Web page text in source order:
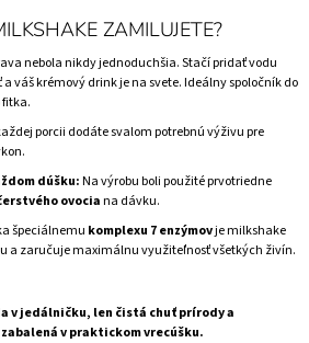
ZAMILUJETE?
nebola nikdy jednoduchšia. Stačí pridať vodu
váš krémový drink je na svete. Ideálny spoločník do
porcii dodáte svalom potrebnú výživu pre
dúšku:Na výrobu boli použité prvotriedne
ovociana dávku.
špeciálnemu komplexu 7 enzýmovje milkshake
a zaručuje maximálnu využiteľnosť všetkých živín.
v jedálničku, len čistá chuť prírody a
v praktickom vrecúšku.